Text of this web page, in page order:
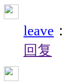
leave ：
回复